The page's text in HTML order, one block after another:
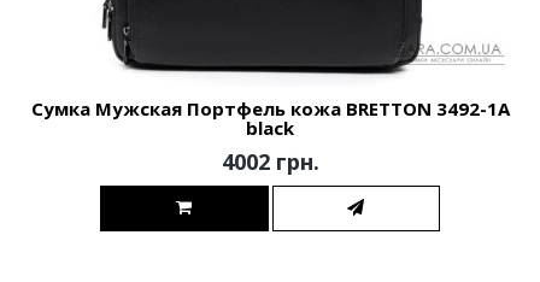
Сумка Мужская Портфель кожа BRETTON 3492-1A
black
4002 грн.